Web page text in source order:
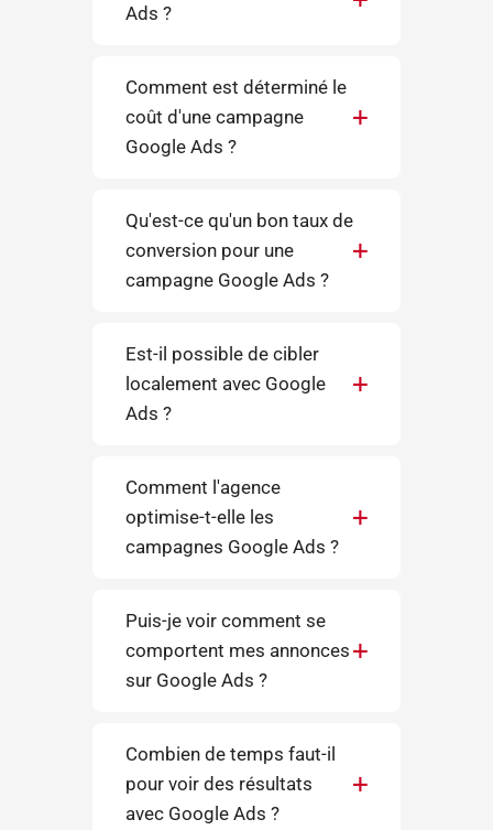
Ads ?
Comment est déterminé le
coût d'une campagne
Google Ads ?
Qu'est-ce qu'un bon taux de
conversion pour une
campagne Google Ads ?
Est-il possible de cibler
localement avec Google
Ads ?
Comment l'agence
optimise-t-elle les
campagnes Google Ads ?
Puis-je voir comment se
comportent mes annonces
sur Google Ads ?
Combien de temps faut-il
pour voir des résultats
avec Google Ads ?